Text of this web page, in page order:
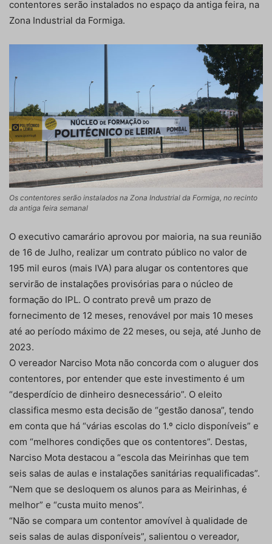
contentores serão instalados no espaço da antiga feira, na
Zona Industrial da Formiga.
Os contentores serão instalados na Zona Industrial da Formiga, no recinto
da antiga feira semanal
O executivo camarário aprovou por maioria, na sua reunião
de 16 de Julho, realizar um contrato público no valor de
195 mil euros (mais IVA) para alugar os contentores que
servirão de instalações provisórias para o núcleo de
formação do IPL. O contrato prevê um prazo de
fornecimento de 12 meses, renovável por mais 10 meses
até ao período máximo de 22 meses, ou seja, até Junho de
2023.
O vereador Narciso Mota não concorda com o aluguer dos
contentores, por entender que este investimento é um
“desperdício de dinheiro desnecessário”. O eleito
classifica mesmo esta decisão de “gestão danosa”, tendo
em conta que há “várias escolas do 1.º ciclo disponíveis” e
com “melhores condições que os contentores”. Destas,
Narciso Mota destacou a “escola das Meirinhas que tem
seis salas de aulas e instalações sanitárias requalificadas”.
“Nem que se desloquem os alunos para as Meirinhas, é
melhor” e “custa muito menos”.
“Não se compara um contentor amovível à qualidade de
seis salas de aulas disponíveis”, salientou o vereador,